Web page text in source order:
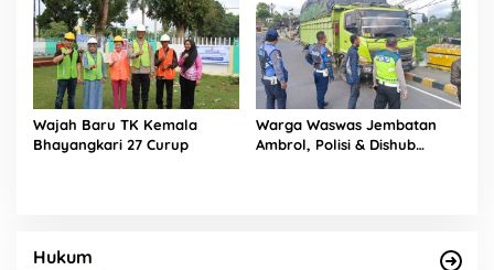
Wajah Baru TK Kemala
Bhayangkari 27 Curup
Warga Waswas Jembatan
Ambrol, Polisi & Dishub
Hukum